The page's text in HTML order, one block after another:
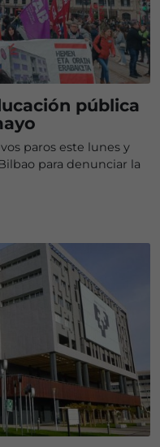
pública
paros este lunes y
para denunciar la